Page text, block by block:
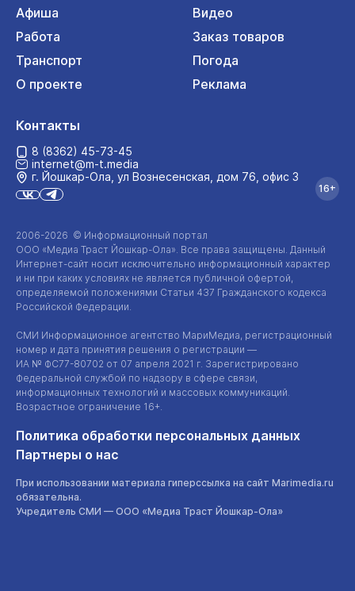
Афиша
Видео
Работа
Заказ товаров
Транспорт
Погода
О проекте
Реклама
2006-2026 © Информационный портал
ООО «Медиа Траст Йошкар-Ола». Все права защищены. Данный
Интернет-сайт носит исключительно информационный характер
и ни при каких условиях не является публичной офертой,
определяемой положениями Статьи 437 Гражданского кодекса
Российской Федерации.
СМИ Информационное агентство МариМедиа, регистрационный
номер и дата принятия решения о регистрации —
ИА № ФС77-80702 от 07 апреля 2021 г. Зарегистрировано
Федеральной службой по надзору в сфере связи,
информационных технологий и массовых коммуникаций.
Возрастное ограничение 16+.
Политика обработки персональных данных
Партнеры о нас
При использовании материала гиперссылка на сайт Marimedia.ru
обязательна.
Учредитель СМИ — ООО «Медиа Траст Йошкар-Ола»
Контакты
8 (8362) 45-73-45
internet@m-t.media
г. Йошкар‑Ола, ул Вознесенская, дом 76, офис 3
16+